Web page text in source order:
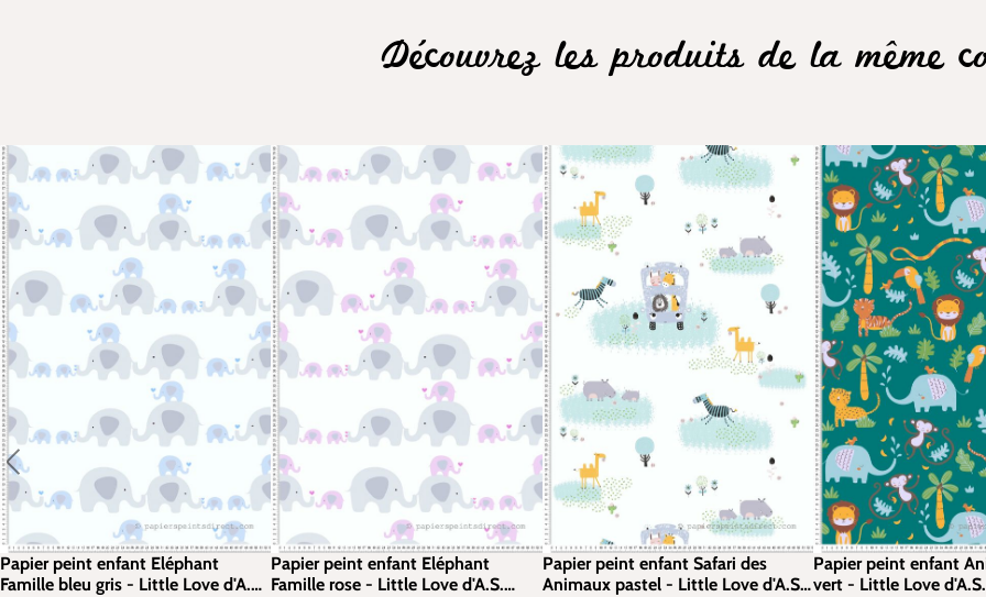
Découvrez les produits de la même
Papier peint enfant Eléphant
Famille bleu gris - Little Love d'A.S.
Papier peint enfant Eléphant
Famille rose - Little Love d'A.S.
Papier peint enfant Safari des
Animaux pastel - Little Love d'A.S.
Papier peint enfant
vert - Little Love